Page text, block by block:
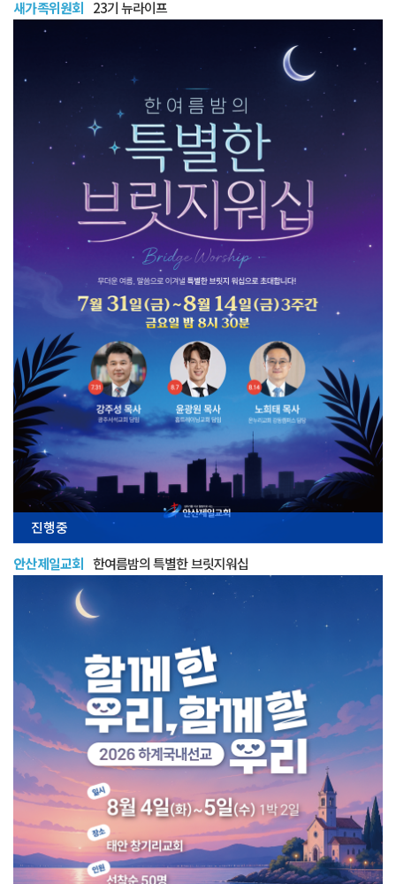
새가족위원회 23기 뉴라이프
진행중
안산제일교회 한여름밤의 특별한 브릿지워십